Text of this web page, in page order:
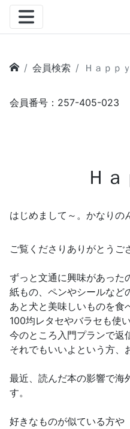
会員検索 Ｈａｐｐ
会員番号：257-405-023
Ｈ
はじめまして～。かなりの
ご覧くださりありがとうご
ずっと文通に興味があった
紙もの、ペンやシールなど
あと犬と美味しいものを食
100均レタセやバラセも使い
今のところ入門プランで返
それでもいいよという方、
最近、読んだ本の影響で海
す。
好きなものが似ている方や